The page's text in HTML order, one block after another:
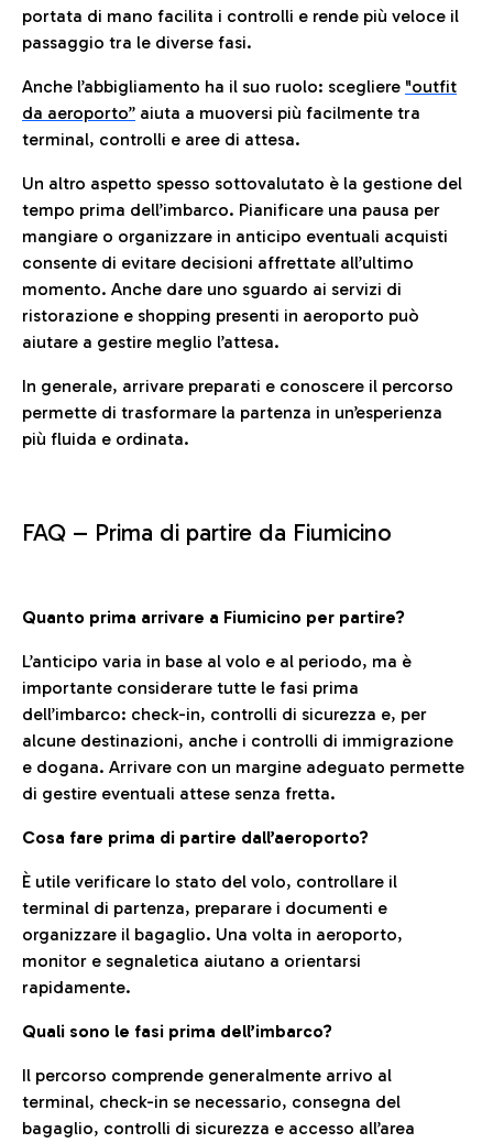
portata di mano facilita i controlli e rende più veloce il
passaggio tra le diverse fasi.
Anche l’abbigliamento ha il suo ruolo: scegliere "outfit
da aeroporto” aiuta a muoversi più facilmente tra
terminal, controlli e aree di attesa.
Un altro aspetto spesso sottovalutato è la gestione del
tempo prima dell’imbarco. Pianificare una pausa per
mangiare o organizzare in anticipo eventuali acquisti
consente di evitare decisioni affrettate all’ultimo
momento. Anche dare uno sguardo ai servizi di
ristorazione e shopping presenti in aeroporto può
aiutare a gestire meglio l’attesa.
In generale, arrivare preparati e conoscere il percorso
permette di trasformare la partenza in un’esperienza
più fluida e ordinata.
FAQ – Prima di partire da Fiumicino
Quanto prima arrivare a Fiumicino per partire?
L’anticipo varia in base al volo e al periodo, ma è
importante considerare tutte le fasi prima
dell’imbarco: check-in, controlli di sicurezza e, per
alcune destinazioni, anche i controlli di immigrazione
e dogana. Arrivare con un margine adeguato permette
di gestire eventuali attese senza fretta.
Cosa fare prima di partire dall’aeroporto?
È utile verificare lo stato del volo, controllare il
terminal di partenza, preparare i documenti e
organizzare il bagaglio. Una volta in aeroporto,
monitor e segnaletica aiutano a orientarsi
rapidamente.
Quali sono le fasi prima dell’imbarco?
Il percorso comprende generalmente arrivo al
terminal, check-in se necessario, consegna del
bagaglio, controlli di sicurezza e accesso all’area